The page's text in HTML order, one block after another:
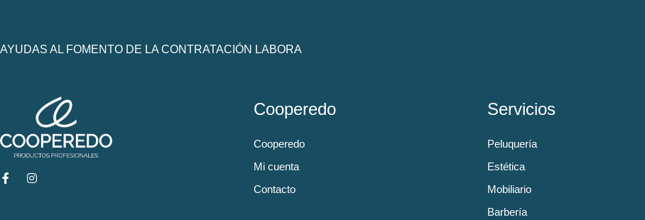
AYUDAS AL FOMENTO DE LA CONTRATACIÓN LABORA
Cooperedo
Cooperedo
Mi cuenta
Contacto
Servicios
Peluquería
Estética
Mobiliario
Barbería